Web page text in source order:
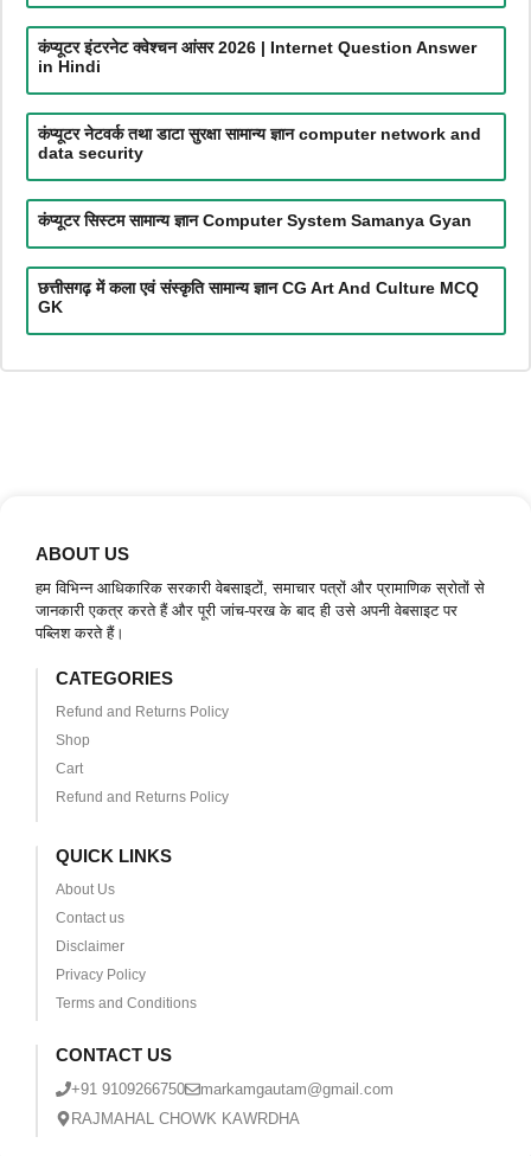
कंप्यूटर इंटरनेट क्वेश्चन आंसर 2026 | Internet Question Answer
in Hindi
कंप्यूटर नेटवर्क तथा डाटा सुरक्षा सामान्य ज्ञान computer network and
data security
कंप्यूटर सिस्टम सामान्य ज्ञान Computer System Samanya Gyan
छत्तीसगढ़ में कला एवं संस्कृति सामान्य ज्ञान CG Art And Culture MCQ
GK
ABOUT US
हम विभिन्न आधिकारिक सरकारी वेबसाइटों, समाचार पत्रों और प्रामाणिक स्रोतों से
जानकारी एकत्र करते हैं और पूरी जांच-परख के बाद ही उसे अपनी वेबसाइट पर
पब्लिश करते हैं।
CATEGORIES
Refund and Returns Policy
Shop
Cart
Refund and Returns Policy
QUICK LINKS
About Us
Contact us
Disclaimer
Privacy Policy
Terms and Conditions
CONTACT US
+91 9109266750
markamgautam@gmail.com
RAJMAHAL CHOWK KAWRDHA